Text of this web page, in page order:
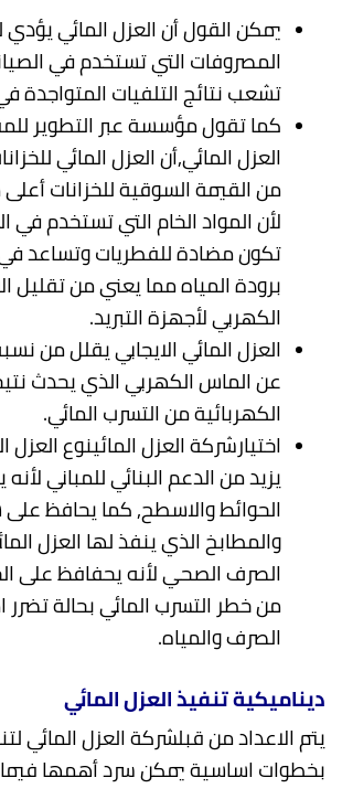
يمكن القول أن العزل المائي
المصروفات التي تستخدم في
تشعب نتائج التلفيات المتواجدة
كما تقول مؤسسة عبر التطوير
العزل المائي,أن العزل المائي
من القيمة السوقية للخزانات
لأن المواد الخام التي تستخدم في
تكون مضادة للفطريات وتساعد
برودة المياه مما يعني من تقليل
الكهربي لأجهزة التبريد.
العزل المائي الايجابي يقلل من
عن الماس الكهربي الذي يحدث
الكهربائية من التسرب المائي.
اختيارشركة العزل المائينوع
يزيد من الدعم البنائي للمباني
الحوائط والاسطح, كما يحافظ
والمطابخ الذي ينفذ لها العزل
الصرف الصحي لأنه يحفافظ على
من خطر التسرب المائي بحالة تضرر
الصرف والمياه.
ديناميكية تنفيذ العزل المائي
يتم الاعداد من قبلشركة العزل المائي
بخطوات اساسية يمكن سرد أهمها فيما